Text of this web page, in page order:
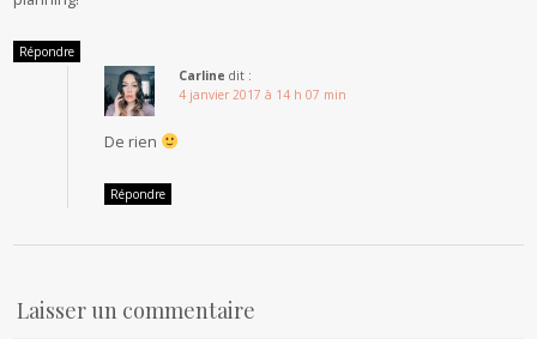
Répondre
Carline dit :
4 janvier 2017 à 14 h 07 min
De rien
Répondre
Laisser un commentaire